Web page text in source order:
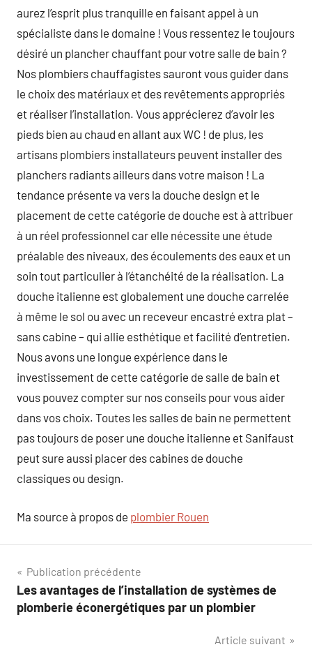
aurez l’esprit plus tranquille en faisant appel à un
spécialiste dans le domaine ! Vous ressentez le toujours
désiré un plancher chauffant pour votre salle de bain ?
Nos plombiers chauffagistes sauront vous guider dans
le choix des matériaux et des revêtements appropriés
et réaliser l’installation. Vous apprécierez d’avoir les
pieds bien au chaud en allant aux WC ! de plus, les
artisans plombiers installateurs peuvent installer des
planchers radiants ailleurs dans votre maison ! La
tendance présente va vers la douche design et le
placement de cette catégorie de douche est à attribuer
à un réel professionnel car elle nécessite une étude
préalable des niveaux, des écoulements des eaux et un
soin tout particulier à l’étanchéité de la réalisation. La
douche italienne est globalement une douche carrelée
à même le sol ou avec un receveur encastré extra plat –
sans cabine – qui allie esthétique et facilité d’entretien.
Nous avons une longue expérience dans le
investissement de cette catégorie de salle de bain et
vous pouvez compter sur nos conseils pour vous aider
dans vos choix. Toutes les salles de bain ne permettent
pas toujours de poser une douche italienne et Sanifaust
peut sure aussi placer des cabines de douche
classiques ou design.
Ma source à propos de plombier Rouen
Navigation
de
Publication précédente
Les avantages de l’installation de systèmes de
plomberie éconergétiques par un plombier
Article suivant